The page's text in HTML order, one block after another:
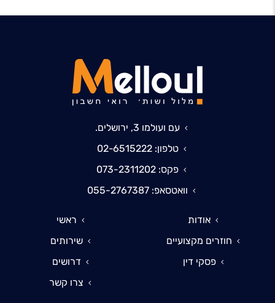
עם ועולמו 3, ירושלים.
טלפון: 02-6515222
פקס: 073-2311202
וואטסאפ: 055-2767387
ראשי
אודות
שירותים
חוזרים מקצועיים
דרושים
פסקי דין
צרו קשר